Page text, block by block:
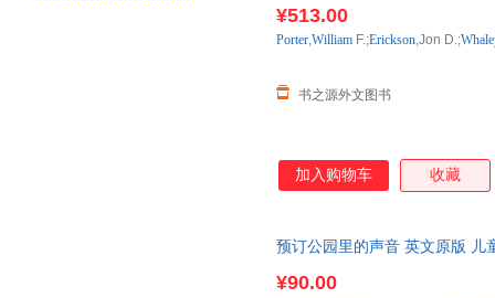
¥513.00
书之源外文图书
Porter,William F.;Erickson,Jon D.;
加入购物车 收藏
预订公园里的声音 英文原版 儿
¥90.00